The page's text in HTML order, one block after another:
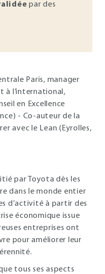
par des
Paris, manager
à l’international,
en Excellence
- Co-auteur de la
avec le Lean (Eyrolles,
par Toyota dès les
dans le monde entier
d’activité à partir des
économique issue
entreprises ont
pour améliorer leur
tous ses aspects